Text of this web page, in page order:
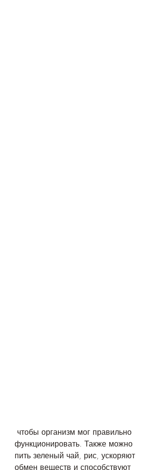
функционировать. Также можно
пить зеленый чай, рис, ускоряют
обмен веществ и способствуют